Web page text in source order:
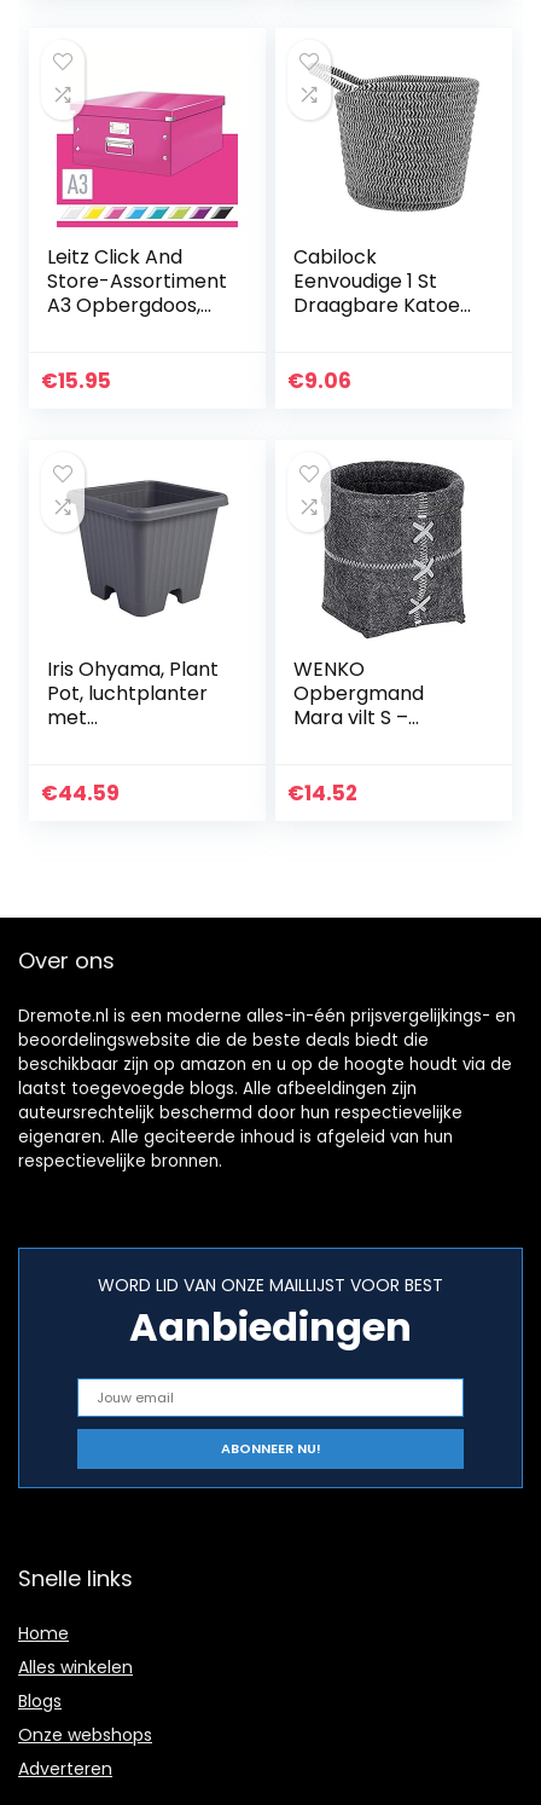
Leitz Click And
Store-Assortiment
A3 Opbergdoos,
€15.95
Cabilock
Eenvoudige 1 St
Draagbare Katoen
Opslag Organizer
€9.06
Iris Ohyama, Plant
Pot, luchtplanter
met
– Air Vegetable
€44.59
WENKO
Opbergmand
Mara vilt S –
x 15 cm, antraciet
€14.52
Over ons
Dremote.nl is een moderne alles-in-één prijsvergelijkings- en
beoordelingswebsite die de beste deals biedt die
beschikbaar zijn op amazon en u op de hoogte houdt via de
laatst toegevoegde blogs. Alle afbeeldingen zijn
auteursrechtelijk beschermd door hun respectievelijke
eigenaren. Alle geciteerde inhoud is afgeleid van hun
respectievelijke bronnen.
WORD LID VAN ONZE MAILLIJST VOOR BEST
Aanbiedingen
Snelle links
Home
Alles winkelen
Blogs
Onze webshops
Adverteren